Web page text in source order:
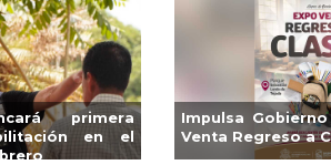
Reabrirá Coatzacoalcos la
Alberca Semiolímpica Zona
Centro